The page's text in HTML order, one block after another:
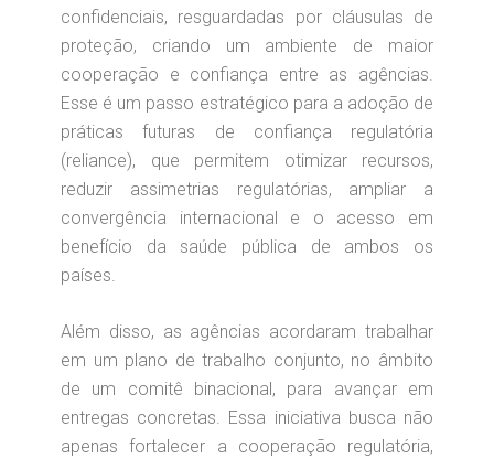
confidenciais, resguardadas por cláusulas de
proteção, criando um ambiente de maior
cooperação e confiança entre as agências.
Esse é um passo estratégico para a adoção de
práticas futuras de confiança regulatória
(reliance), que permitem otimizar recursos,
reduzir assimetrias regulatórias, ampliar a
convergência internacional e o acesso em
benefício da saúde pública de ambos os
países.
Além disso, as agências acordaram trabalhar
em um plano de trabalho conjunto, no âmbito
de um comitê binacional, para avançar em
entregas concretas. Essa iniciativa busca não
apenas fortalecer a cooperação regulatória,